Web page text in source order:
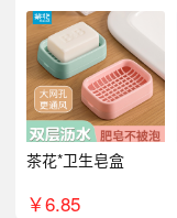
茶花*卫生皂盒
￥6.85